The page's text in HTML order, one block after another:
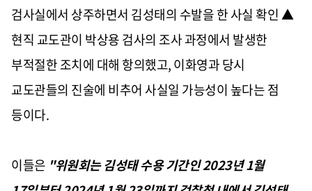
검사실에서 상주하면서 김성태의 수발을 한 사실 확인 ▲
현직 교도관이 박상용 검사의 조사 과정에서 발생한
부적절한 조치에 대해 항의했고, 이화영과 당시
교도관들의 진술에 비추어 사실일 가능성이 높다는 점
등이다.
이들은 "위원회는 김성태 수용 기간인 2023년 1월